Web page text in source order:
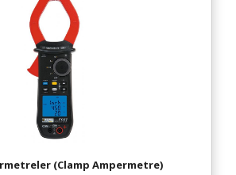
(Clamp Ampermetre)